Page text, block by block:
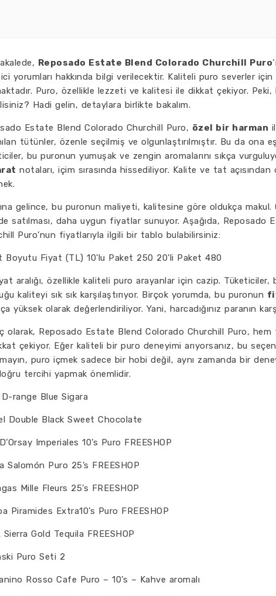
Reposado Estate Blend Colorado Churchill Puro
yorumları hakkında bilgi verilecektir. Kaliteli puro severler
Puro, özellikle lezzeti ve kalitesi ile dikkat çekiyor.
Hadi gelin, detaylara birlikte bakalım.
Estate Blend Colorado Churchill Puro, özel bir harman
tütünler, özenle seçilmiş ve olgunlaştırılmıştır. Bu da ona
bu puronun yumuşak ve zengin aromalarını sıkça
notaları, içim sırasında hissediliyor. Kalite ve tat
gelince, bu puronun maliyeti, kalitesine göre oldukça makul.
satılması, daha uygun fiyatlar sunuyor. Aşağıda, Reposado
Puro’nun fiyatlarıyla ilgili bir tablo bulabilirsiniz:
Boyutu Fiyat (TL) 10’lu Paket 250 20’li Paket 480
aralığı, özellikle kaliteli puro arayanlar için cazip. Tüketiciler,
kaliteyi sık sık karşılaştırıyor. Birçok yorumda, bu puronun
yüksek olarak değerlendiriliyor. Yani, harcadığınız paranın
olarak, Reposado Estate Blend Colorado Churchill Puro,
çekiyor. Eğer kaliteli bir puro deneyimi arıyorsanız, bu
puro içmek sadece bir hobi değil, aynı zamanda bir
tercihi yapmak önemlidir.
range Blue Sigara
Double Black Sweet Chocolate
Imperiales 10’s Puro FREESHOP
Salomón Puro 25’s FREESHOP
Mille Fleurs 25’s FREESHOP
Piramides Extra10’s Puro FREESHOP
Sierra Gold Tequila FREESHOP
Puro Seti 2
Rosso Cafe Puro – 10’s – Kahve aromalı